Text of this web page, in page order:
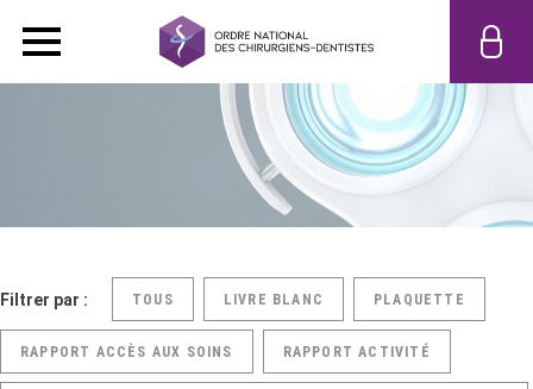
Filtrer par : TOUS LIVRE BLANC PLAQUETTE
RAPPORT ACCÈS AUX SOINS RAPPORT ACTIVITÉ